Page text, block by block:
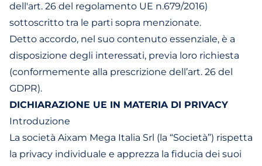
dell'art. 26 del regolamento UE n.679/2016)
sottoscritto tra le parti sopra menzionate.
Detto accordo, nel suo contenuto essenziale, è a
disposizione degli interessati, previa loro richiesta
(conformemente alla prescrizione dell’art. 26 del
GDPR).
DICHIARAZIONE UE IN MATERIA DI PRIVACY
Introduzione
La società Aixam Mega Italia Srl (la “Società”) rispetta
la privacy individuale e apprezza la fiducia dei suoi